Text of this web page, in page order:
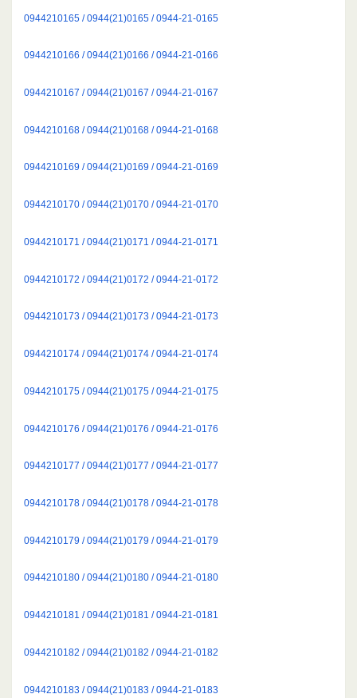
0944210165 / 0944(21)0165 / 0944-21-0165
0944210166 / 0944(21)0166 / 0944-21-0166
0944210167 / 0944(21)0167 / 0944-21-0167
0944210168 / 0944(21)0168 / 0944-21-0168
0944210169 / 0944(21)0169 / 0944-21-0169
0944210170 / 0944(21)0170 / 0944-21-0170
0944210171 / 0944(21)0171 / 0944-21-0171
0944210172 / 0944(21)0172 / 0944-21-0172
0944210173 / 0944(21)0173 / 0944-21-0173
0944210174 / 0944(21)0174 / 0944-21-0174
0944210175 / 0944(21)0175 / 0944-21-0175
0944210176 / 0944(21)0176 / 0944-21-0176
0944210177 / 0944(21)0177 / 0944-21-0177
0944210178 / 0944(21)0178 / 0944-21-0178
0944210179 / 0944(21)0179 / 0944-21-0179
0944210180 / 0944(21)0180 / 0944-21-0180
0944210181 / 0944(21)0181 / 0944-21-0181
0944210182 / 0944(21)0182 / 0944-21-0182
0944210183 / 0944(21)0183 / 0944-21-0183